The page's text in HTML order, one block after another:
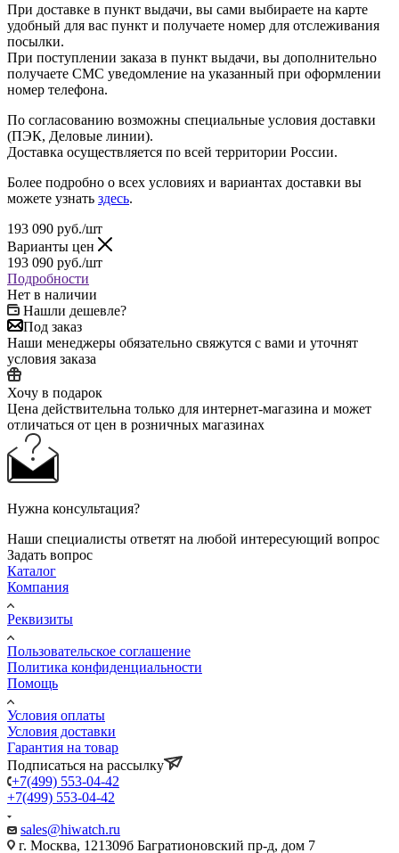
При доставке в пункт выдачи, вы сами выбираете на карте
удобный для вас пункт и получаете номер для отслеживания
посылки.
При поступлении заказа в пункт выдачи, вы дополнительно
получаете СМС уведомление на указанный при оформлении
номер телефона.
По согласованию возможны специальные условия доставки
(ПЭК, Деловые линии).
Доставка осуществляется по всей территории России.
Более подробно о всех условиях и вариантах доставки вы
можете узнать здесь.
193 090 руб./шт
Варианты цен
193 090 руб./шт
Подробности
Нет в наличии
Нашли дешевле?
Под заказ
Наши менеджеры обязательно свяжутся с вами и уточнят
условия заказа
Хочу в подарок
Цена действительна только для интернет-магазина и может
отличаться от цен в розничных магазинах
Нужна консультация?
Наши специалисты ответят на любой интересующий вопрос
Задать вопрос
Каталог
Компания
Реквизиты
Пользовательское соглашение
Политика конфиденциальности
Помощь
Условия оплаты
Условия доставки
Гарантия на товар
Подписаться на рассылку
+7(499) 553-04-42
+7(499) 553-04-42
sales@hiwatch.ru
г. Москва, 121309б Багратионовский пр-д, дом 7